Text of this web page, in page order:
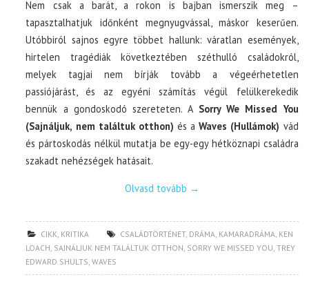
Nem csak a barát, a rokon is bajban ismerszik meg –
tapasztalhatjuk időnként megnyugvással, máskor keserűen.
Utóbbiról sajnos egyre többet hallunk: váratlan események,
hirtelen tragédiák következtében széthulló családokról,
melyek tagjai nem bírják tovább a végeérhetetlen
passiójárást, és az egyéni számítás végül felülkerekedik
bennük a gondoskodó szereteten. A Sorry We Missed You
(Sajnáljuk, nem találtuk otthon) és aWaves (Hullámok) vád
és pártoskodás nélkül mutatja be egy-egy hétköznapi családra
szakadt nehézségek hatásait.
Olvasd tovább →
CIKK KRITIKA CSALÁDTÖRTÉNET, DRÁMA KAMARADRÁMA KEN
LOACH SAJNÁLJUK NEM TALÁLTUK OTTHON SORRY WE MISSED YOU ,TREY
EDWARD SHULTS ,WAVES